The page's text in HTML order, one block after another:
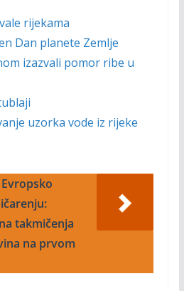
rijekama
Dan planete Zemlje
izazvali pomor ribe u
uzorka vode iz rijeke
takmičenja
na prvom